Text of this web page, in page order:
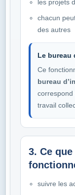
les projets
chacun
des autres
Le bureau
Ce
bureau
correspond
travail
3. Ce
suivre les